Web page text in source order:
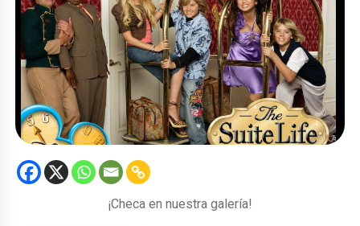
¡Checa en nuestra galería!